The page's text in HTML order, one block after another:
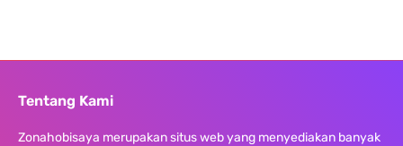
Tentang Kami
Zonahobisaya merupakan situs web yang menyediakan banyak